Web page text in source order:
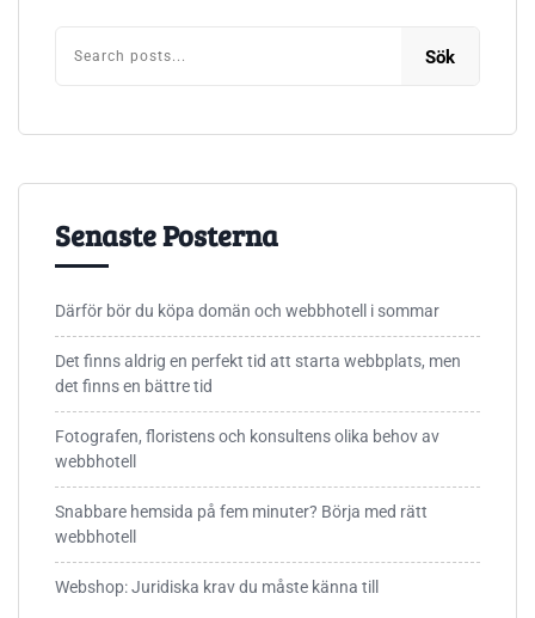
Sök
Senaste Posterna
Därför bör du köpa domän och webbhotell i sommar
Det finns aldrig en perfekt tid att starta webbplats, men
det finns en bättre tid
Fotografen, floristens och konsultens olika behov av
webbhotell
Snabbare hemsida på fem minuter? Börja med rätt
webbhotell
Webshop: Juridiska krav du måste känna till